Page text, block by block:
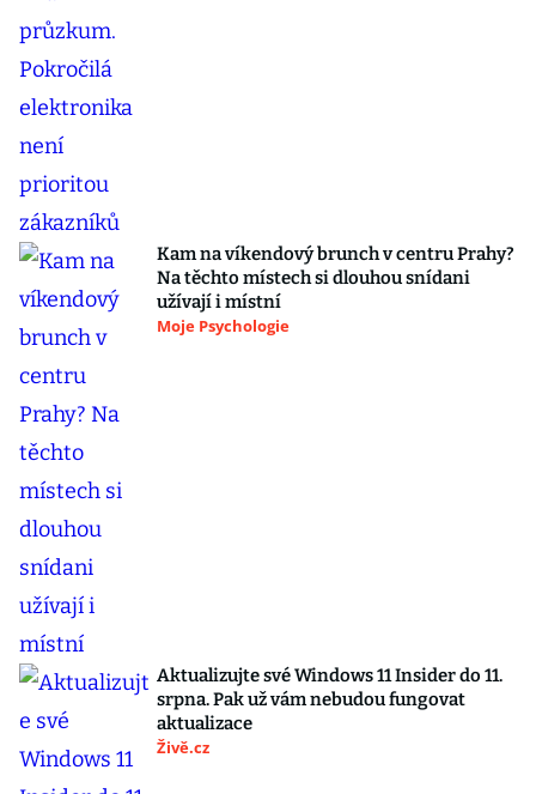
Kam na víkendový brunch v centru Prahy?
Na těchto místech si dlouhou snídani
užívají i místní
Moje Psychologie
Aktualizujte své Windows 11 Insider do 11.
srpna. Pak už vám nebudou fungovat
aktualizace
Živě.cz